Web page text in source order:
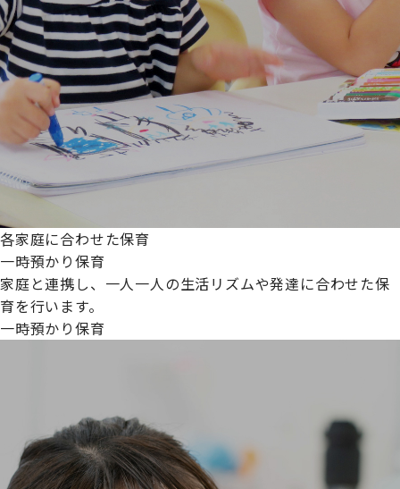
各家庭に合わせた保育
一時預かり保育
家庭と連携し、一人一人の生活リズムや発達に合わせた保
育を行います。
一時預かり保育